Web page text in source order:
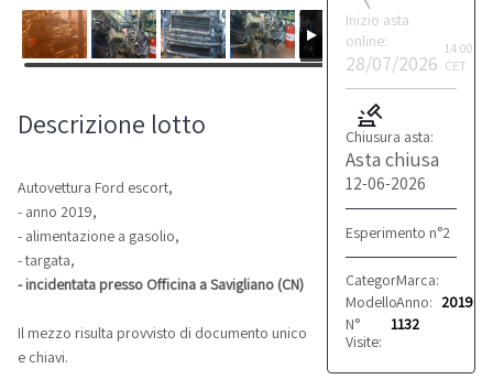
Inizio asta
online:
28/07/2026
14:00
CET
Chiusura asta:
Asta chiusa
12-06-2026
Esperimento n°2
Categoria: Automobili
Marca:
Modello: Escort
Anno: 2019
N°
Visite:
1132
Descrizione lotto
Autovettura Ford escort,
- anno 2019,
- alimentazione a gasolio,
- targata,
- incidentata presso Officina a Savigliano (CN)
Il mezzo risulta provvisto di documento unico
e chiavi.